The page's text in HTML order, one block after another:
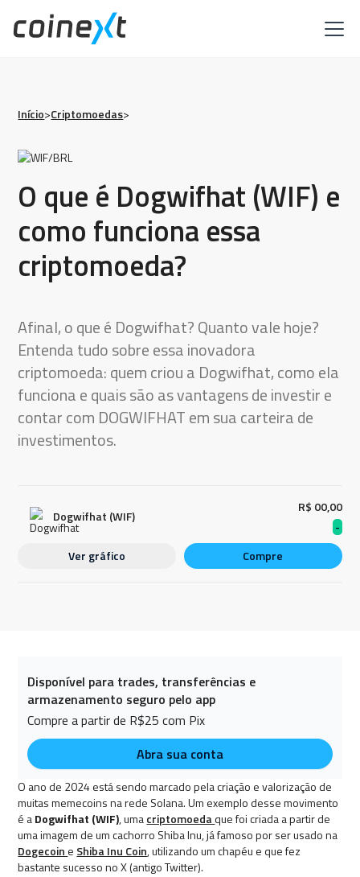
Início>Criptomoedas>
O que é Dogwifhat (WIF) e
como funciona essa
criptomoeda?
Afinal, o que é Dogwifhat? Quanto vale hoje?
Entenda tudo sobre essa inovadora
criptomoeda: quem criou a Dogwifhat, como ela
funciona e quais são as vantagens de investir e
contar com DOGWIFHAT em sua carteira de
investimentos.
Dogwifhat (WIF)
R$ 00,00
-
Ver gráfico
Compre
Disponível para trades, transferências e
armazenamento seguro pelo app
Compre a partir de R$25 com Pix
Abra sua conta
O ano de 2024 está sendo marcado pela criação e valorização de
muitas memecoins na rede Solana. Um exemplo desse movimento
é aDogwifhat (WIF), umacriptomoedaque foi criada a partir de
uma imagem de um cachorro Shiba Inu, já famoso por ser usado na
Dogecoin e Shiba Inu Coin, utilizando um chapéu e que fez
bastante sucesso no X (antigo Twitter).